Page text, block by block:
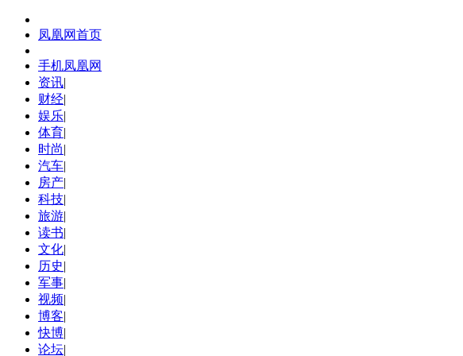
凤凰网首页
手机凤凰网
资讯|
财经|
娱乐|
体育|
时尚|
汽车|
房产|
科技|
旅游|
读书|
文化|
历史|
军事|
视频|
博客|
快博|
论坛|